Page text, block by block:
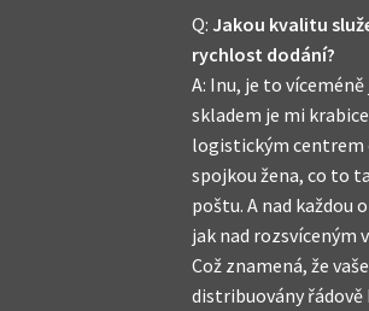
Q:Jakou kvalitu
rychlost dodání?
A: Inu, je to
skladem je mi
logistickým centrem
spojkou žena, co to
poštu. A nad každou
jak nad rozsvíceným
Což znamená, že
distribuovány